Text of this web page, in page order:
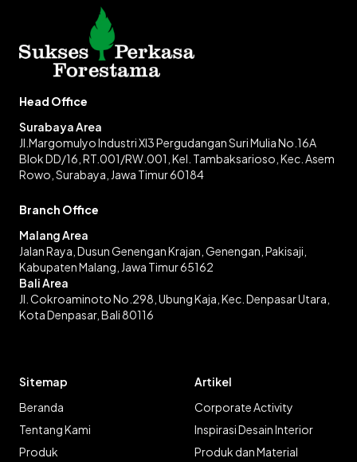
Head Office
Surabaya Area
Jl.Margomulyo Industri XI3 Pergudangan Suri Mulia No.16A
Blok DD/16, RT.001/RW.001, Kel. Tambaksarioso, Kec. Asem
Rowo, Surabaya, Jawa Timur 60184
Branch Office
Malang Area
Jalan Raya, Dusun Genengan Krajan, Genengan, Pakisaji,
Kabupaten Malang, Jawa Timur 65162
Bali Area
Jl. Cokroaminoto No.298, Ubung Kaja, Kec. Denpasar Utara,
Kota Denpasar, Bali 80116
Sitemap
Beranda
Tentang Kami
Produk
Artikel
Corporate Activity
Inspirasi Desain Interior
Produk dan Material